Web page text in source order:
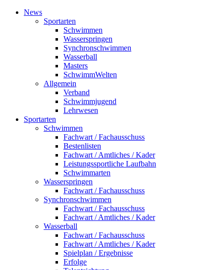
News
Sportarten
Schwimmen
Wasserspringen
Synchronschwimmen
Wasserball
Masters
SchwimmWelten
Allgemein
Verband
Schwimmjugend
Lehrwesen
Sportarten
Schwimmen
Fachwart / Fachausschuss
Bestenlisten
Fachwart / Amtliches / Kader
Leistungssportliche Laufbahn
Schwimmarten
Wasserspringen
Fachwart / Fachausschuss
Synchronschwimmen
Fachwart / Fachausschuss
Fachwart / Amtliches / Kader
Wasserball
Fachwart / Fachausschuss
Fachwart / Amtliches / Kader
Spielplan / Ergebnisse
Erfolge